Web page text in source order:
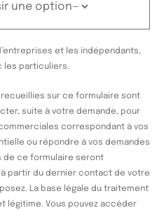
et les indépendants,
les particuliers.
sur ce formulaire sont
suite à votre demande, pour
correspondant à vos
ou répondre à vos demandes
de ce formulaire seront
partir du dernier contact de votre
La base légale du traitement
légitime. Vous pouvez accéder